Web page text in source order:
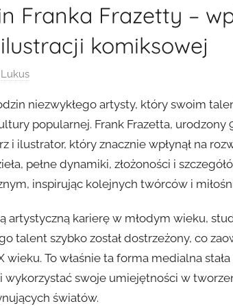
Franka Frazetty –
komiksowej
Lukus
niezwykłego artysty, który swoim
popularnej. Frank Frazetta,
i ilustrator, który znacznie wpłynął na
pełne dynamiki, złożoności i
inspirując kolejnych twórców i
artystyczną karierę w młodym wieku,
talent szybko został dostrzeżony, co
wieku. To właśnie ta forma medialna
wykorzystać swoje umiejętności w
światów.